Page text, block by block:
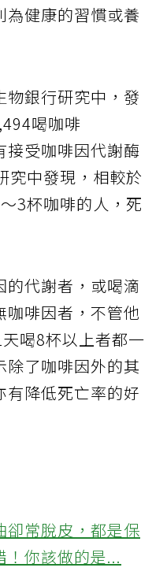
為健康的習慣或養
物銀行研究中，發
喝咖啡
接受咖啡因代謝酶
究中發現，相較於
3杯咖啡的人，死
代謝者，或喝滴
咖啡因者，不管他
喝8杯以上者都一
了咖啡因外的其
降低死亡率的好
卻常脫皮，都是保
！你該做的是...